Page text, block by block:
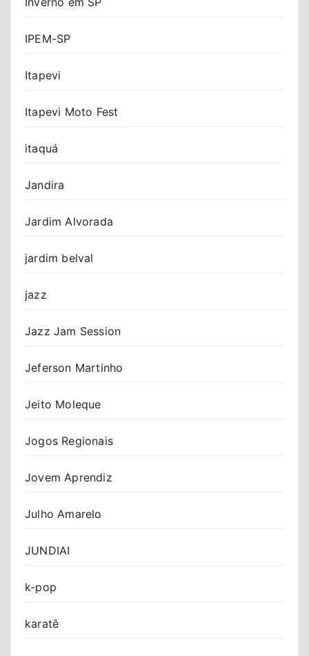
IPEM-SP
Itapevi
Itapevi Moto Fest
itaquá
Jandira
Jardim Alvorada
jardim belval
jazz
Jazz Jam Session
Jeferson Martinho
Jeito Moleque
Jogos Regionais
Jovem Aprendiz
Julho Amarelo
JUNDIAI
k-pop
karatê